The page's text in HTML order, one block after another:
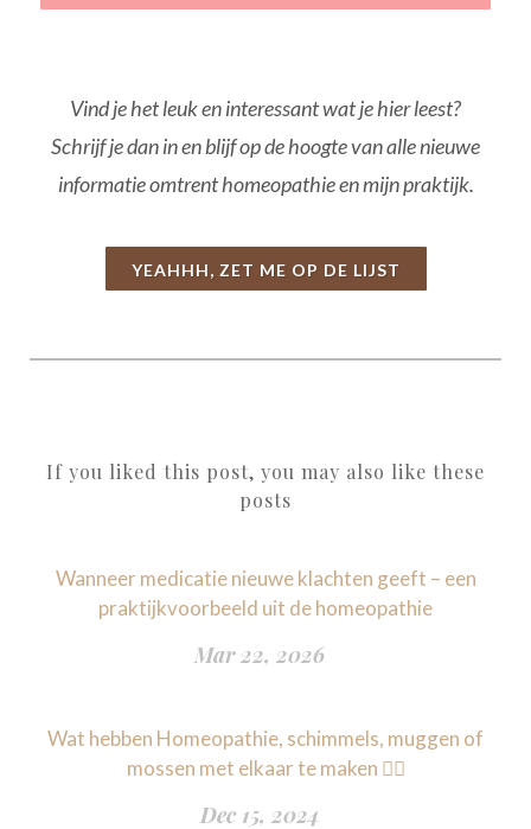
Vind je het leuk en interessant wat je hier leest?
Schrijf je dan in en blijf op de hoogte van alle nieuwe
informatie omtrent homeopathie en mijn praktijk.
YEAHHH, ZET ME OP DE LIJST
If you liked this post, you may also like these
posts
Wanneer medicatie nieuwe klachten geeft – een
praktijkvoorbeeld uit de homeopathie
Mar 22, 2026
Wat hebben Homeopathie, schimmels, muggen of
mossen met elkaar te maken 🤷‍♀️
Dec 15, 2024